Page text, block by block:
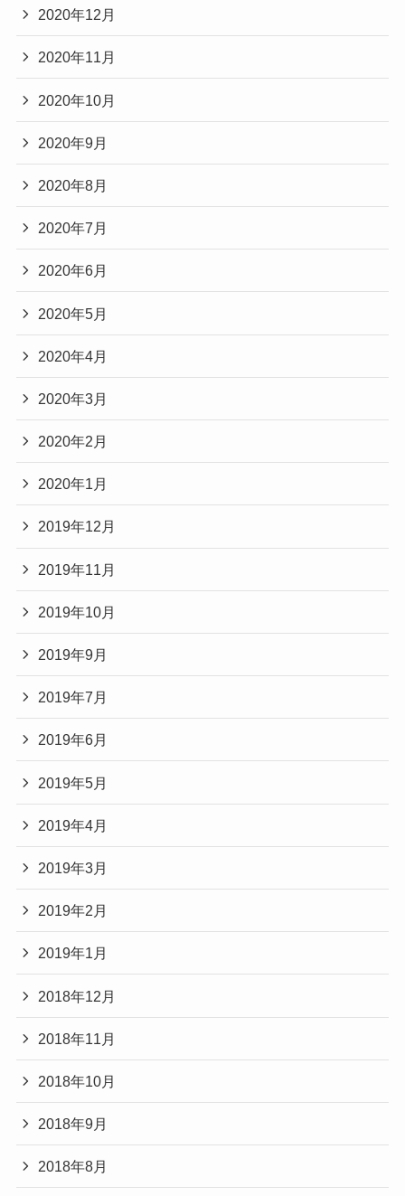
2020年12月
2020年11月
2020年10月
2020年9月
2020年8月
2020年7月
2020年6月
2020年5月
2020年4月
2020年3月
2020年2月
2020年1月
2019年12月
2019年11月
2019年10月
2019年9月
2019年7月
2019年6月
2019年5月
2019年4月
2019年3月
2019年2月
2019年1月
2018年12月
2018年11月
2018年10月
2018年9月
2018年8月